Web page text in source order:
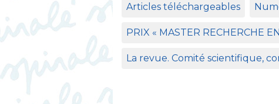
Articles téléchargeables
PRIX « MASTER RECHERCHE EN
La revue. Comité scientifique,